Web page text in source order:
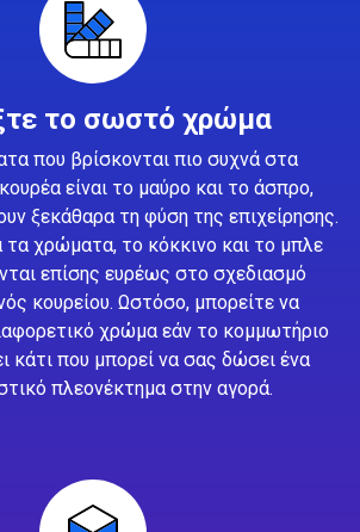
το σωστό χρώμα
που βρίσκονται πιο συχνά στα
είναι το μαύρο και το άσπρο,
ξεκάθαρα τη φύση της επιχείρησης.
χρώματα, το κόκκινο και το μπλε
επίσης ευρέως στο σχεδιασμό
κουρείου. Ωστόσο, μπορείτε να
χρώμα εάν το κομμωτήριο
κάτι που μπορεί να σας δώσει ένα
πλεονέκτημα στην αγορά.